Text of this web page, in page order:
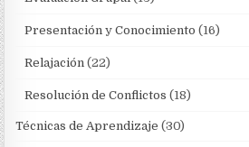
Presentación y Conocimiento (16)
Relajación (22)
Resolución de Conflictos (18)
Técnicas de Aprendizaje (30)